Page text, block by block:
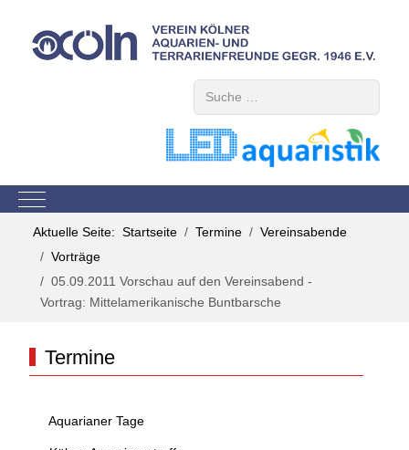
Mobile Menu Toggle
Aktuelle Seite: Startseite Termine
Vereinsabende
Vorträge
05.09.2011 Vorschau auf den Vereinsabend -
Vortrag: Mittelamerikanische Buntbarsche
Termine
Aquarianer Tage